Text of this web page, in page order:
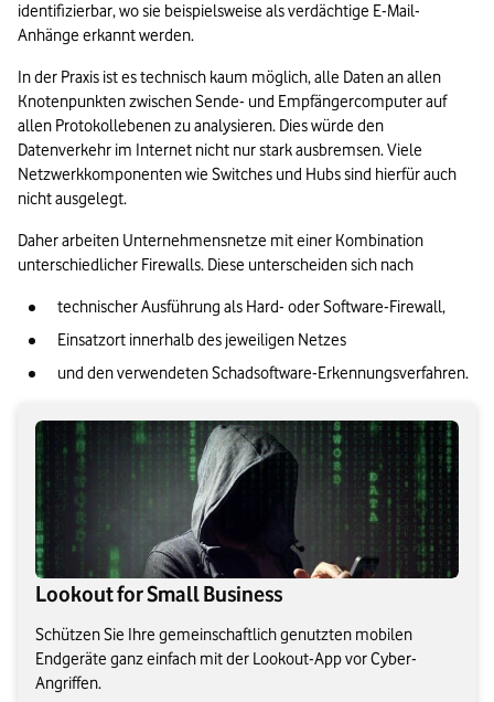
identifizierbar, wo sie beispielsweise als verdächtige E-Mail-
Anhänge erkannt werden.
In der Praxis ist es technisch kaum möglich, alle Daten an allen
Knotenpunkten zwischen Sende- und Empfängercomputer auf
allen Protokollebenen zu analysieren. Dies würde den
Datenverkehr im Internet nicht nur stark ausbremsen. Viele
Netzwerkkomponenten wie Switches und Hubs sind hierfür auch
nicht ausgelegt.
Daher arbeiten Unternehmensnetze mit einer Kombination
unterschiedlicher Firewalls. Diese unterscheiden sich nach
technischer Ausführung als Hard- oder Software-Firewall,
Einsatzort innerhalb des jeweiligen Netzes
und den verwendeten Schadsoftware-Erkennungsverfahren.
Lookout for Small Business
Schützen Sie Ihre gemeinschaftlich genutzten mobilen
Endgeräte ganz einfach mit der Lookout-App vor Cyber-
Angriffen.